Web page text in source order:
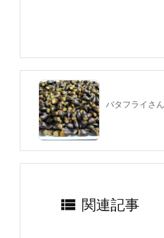
k
バタフライさ
 関連記事